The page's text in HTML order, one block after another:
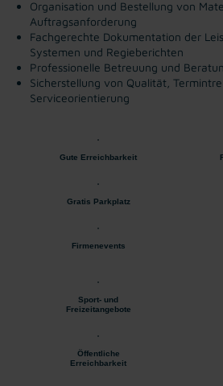
Organisation und Bestellung von
Auftragsanforderung
Fachgerechte Dokumentation der
Systemen und Regieberichten
Professionelle Betreuung und
Sicherstellung von Qualität,
Serviceorientierung
Gute Erreichbarkeit
Gratis Parkplatz
Firmenevents
Sport- und
Freizeitangebote
Öffentliche
Erreichbarkeit